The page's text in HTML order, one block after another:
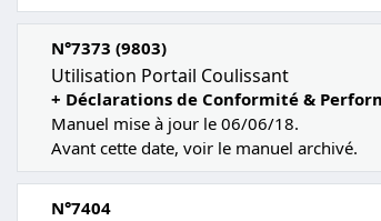
N°7373 (9803)
Utilisation Portail Coulissant
+ Déclarations de Conformité &
Manuel mise à jour le 06/06/18.
Avant cette date, voir le manuel archivé.
N°7404